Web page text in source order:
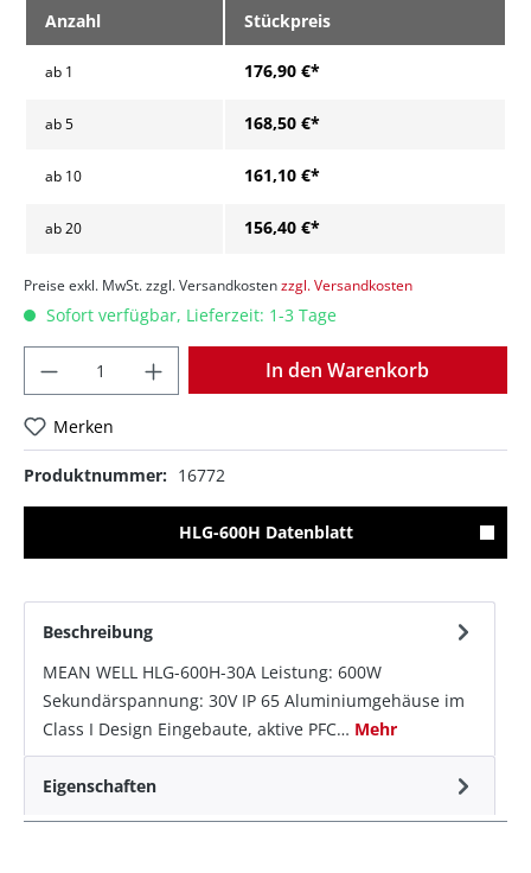
Anzahl Stückpreis
ab 1 176,90 €*
ab5 168,50 €*
ab 10 161,10 €*
ab20 156,40 €*
Preise exkl. MwSt. zzgl. Versandkostenzzgl. Versandkosten
Sofort verfügbar, Lieferzeit: 1-3 Tage
In den Warenkorb
Merken
Produktnummer: 16772
HLG-600H Datenblatt
Beschreibung
MEAN WELL HLG-600H-30A Leistung: 600W
Sekundärspannung: 30V IP 65 Aluminiumgehäuse im
Class I Design Eingebaute, aktive PFC… Mehr
Eigenschaften